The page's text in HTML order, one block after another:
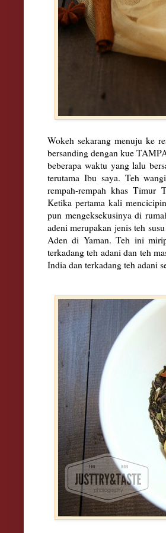
Wokeh sekarang menuju ke
bersanding dengan kue
beberapa waktu yang lalu
terutama Ibu saya. Teh
rempah-rempah khas Timur
Ketika pertama kali
pun mengeksekusinya di
adeni merupakan jenis teh
Aden di Yaman. Teh ini
terkadang teh adani dan teh
India dan terkadang teh adani